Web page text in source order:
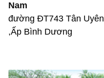
Nam
đường ĐT743 Tân Uyên
,Ấp Bình Dương